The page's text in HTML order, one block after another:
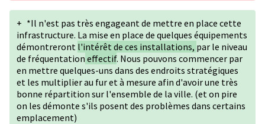
+ *Il n'est pas très engageant de mettre en place cette
infrastructure. La mise en place de quelques équipements
démontreront l'intérêt de ces installations, par le niveau
de fréquentation effectif. Nous pouvons commencer par
en mettre quelques-uns dans des endroits stratégiques
et les multiplier au fur et à mesure afin d'avoir une très
bonne répartition sur l'ensemble de la ville. (et on pire
on les démonte s'ils posent des problèmes dans certains
emplacement)